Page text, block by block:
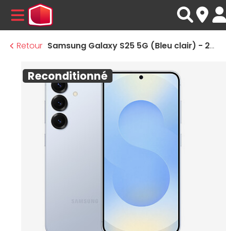
MENU
Retour
Samsung Galaxy S25 5G (Bleu clair) - 256 Go · Reconditionné
Reconditionné